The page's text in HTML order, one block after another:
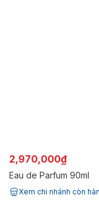
2,970,000₫
Eau de Parfum 90ml
Xem chi nhánh còn